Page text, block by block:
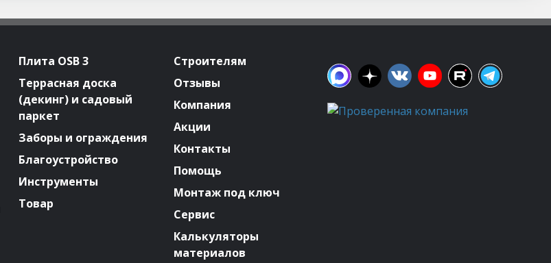
Плита OSB 3
Террасная доска
(декинг) и садовый
паркет
Заборы и ограждения
Благоустройство
Инструменты
Товар
Строителям
Отзывы
Компания
Акции
Контакты
Помощь
Монтаж под ключ
Сервис
Калькуляторы
материалов